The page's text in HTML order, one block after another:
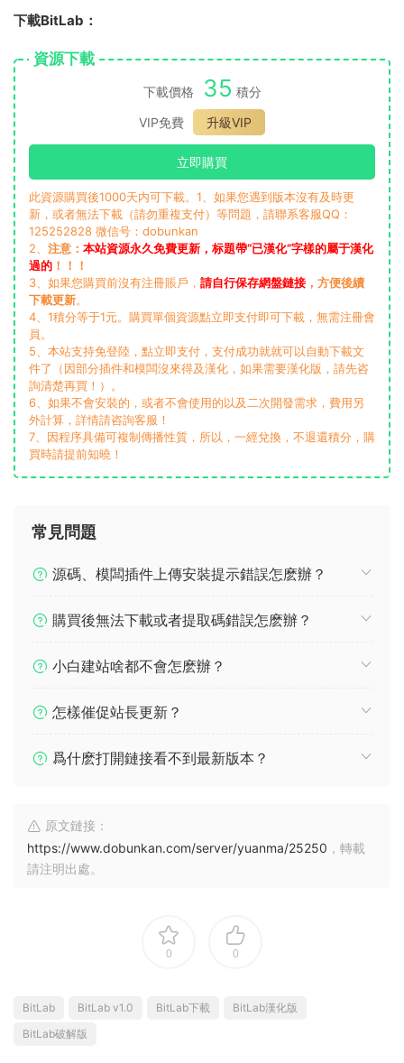
下載BitLab：
資源下載
下載價格 35 積分
VIP免費
升級VIP
立即購買
此資源購買後1000天内可下載。1、如果您遇到版本沒有及時更
新，或者無法下載（請勿重複支付）等問題，請聯系客服QQ：
125252828 微信号：dobunkan
2、 注意： 本站資源永久免費更新，标題帶“已漢化”字樣的屬于漢化
過的 ！！！
3、如果您購買前沒有注冊賬戶， 請自行保存網盤鏈接 ，方便後續
下載更新。
4、1積分等于1元。購買單個資源點立即支付即可下載，無需注冊會
員。
5、本站支持免登陸，點立即支付，支付成功就就可以自動下載文
件了（因部分插件和模闆沒來得及漢化，如果需要漢化版，請先咨
詢清楚再買！）。
6、如果不會安裝的，或者不會使用的以及二次開發需求，費用另
外計算，詳情請咨詢客服！
7、因程序具備可複制傳播性質，所以，一經兌換，不退還積分，購
買時請提前知曉！
常見問題
源碼、模闆插件上傳安裝提示錯誤怎麽辦？
購買後無法下載或者提取碼錯誤怎麽辦？
小白建站啥都不會怎麽辦？
怎樣催促站長更新？
爲什麽打開鏈接看不到最新版本？
原文鏈接：
https://www.dobunkan.com/server/yuanma/25250 ，轉載
請注明出處。
0 0
BitLab BitLab v1.0 BitLab下載
BitLab漢化版
BitLab破解版